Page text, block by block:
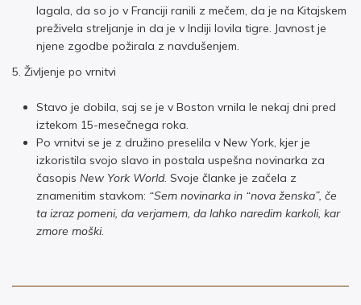
lagala, da so jo v Franciji ranili z mečem, da je na Kitajskem
preživela streljanje in da je v Indiji lovila tigre. Javnost je
njene zgodbe požirala z navdušenjem.
5. Življenje po vrnitvi
Stavo je dobila, saj se je v Boston vrnila le nekaj dni pred
iztekom 15-mesečnega roka.
Po vrnitvi se je z družino preselila v New York, kjer je
izkoristila svojo slavo in postala uspešna novinarka za
časopis New York World. Svoje članke je začela z
znamenitim stavkom: “Sem novinarka in “nova ženska”, če
ta izraz pomeni, da verjamem, da lahko naredim karkoli, kar
zmore moški.